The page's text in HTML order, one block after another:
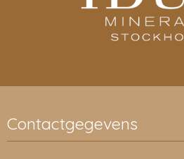
Contactgegevens